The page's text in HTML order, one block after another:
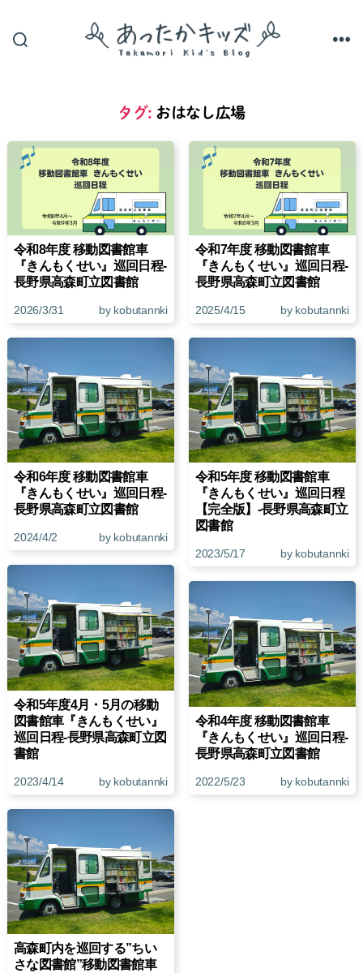
か
キ
タグ: おはなし広場
令和8年度 移動図書館車
『きんもくせい』巡回日程-
長野県高森町立図書館
2026/3/31 by kobutannki
令和7年度 移動図書館車
『きんもくせい』巡回日程-
長野県高森町立図書館
2025/4/15 by kobutannki
令和6年度 移動図書館車
『きんもくせい』巡回日程-
長野県高森町立図書館
2024/4/2 by kobutannki
令和5年度 移動図書館車
『きんもくせい』巡回日程
【完全版】-長野県高森町立
図書館
2023/5/17 by kobutannki
令和5年度4月・5月の移動
図書館車『きんもくせい』
巡回日程-長野県高森町立図
書館
2023/4/14 by kobutannki
令和4年度 移動図書館車
『きんもくせい』巡回日程-
長野県高森町立図書館
2022/5/23 by kobutannki
高森町内を巡回する”ちい
さな図書館”移動図書館車